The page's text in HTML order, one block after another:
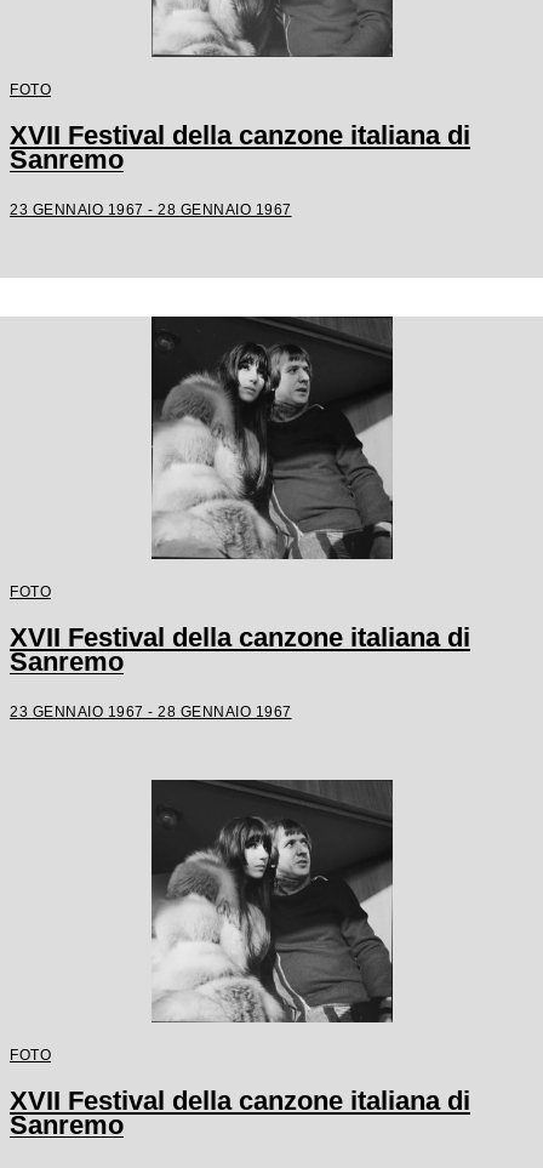
FOTO
XVII Festival della canzone italiana di
Sanremo
23 GENNAIO 1967 - 28 GENNAIO 1967
FOTO
XVII Festival della canzone italiana di
Sanremo
23 GENNAIO 1967 - 28 GENNAIO 1967
FOTO
XVII Festival della canzone italiana di
Sanremo